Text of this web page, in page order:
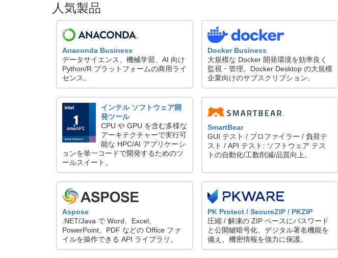
人気製品
Anaconda Business
データサイエンス、機械学習、AI 向け
Python/R プラットフォームの商用ライ
センス。
Docker Business
大規模な Docker 開発環境を効率良く
監視・管理。Docker Desktop の大規模
企業向けのサブスクリプション。
インテル ソフトウェア開
発ツール
CPU や GPU を含む多様な
アーキテクチャーで実行可
能な HPC/AI アプリケーシ
ョンを単一コードで開発するためのツ
ールスイート。
SmartBear
GUI テスト / プロファイラー / 負荷テ
スト / API テスト: ソフトウェア テス
トの自動化/工数削減/品質向上。
Aspose
.NET/Java で Word、Excel、
PowerPoint、PDF などの Office ファ
イルを操作できる API ライブラリ。
PK Protect / SecureZIP / PKZIP
圧縮 / 解凍の ZIP ベースにパスワード
と公開鍵暗号化、デジタル署名機能を
備え、機密情報を強力に保護。